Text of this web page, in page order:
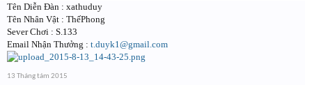
Tên Diễn Đàn : xathuduy
Tên Nhân Vật : ThếPhong
Sever Chơi : S.133
Email Nhận Thưởng : t.duyk1@gmail.com
13 Tháng tám 2015